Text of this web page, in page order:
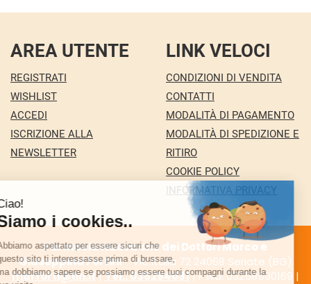
AREA UTENTE
REGISTRATI
WISHLIST
ACCEDI
ISCRIZIONE ALLA
NEWSLETTER
LINK VELOCI
CONDIZIONI DI VENDITA
CONTATTI
MODALITÀ DI PAGAMENTO
MODALITÀ DI SPEDIZIONE E
RITIRO
COOKIE POLICY
INFORMATIVA PRIVACY
Farmacia Nuova snc dei Dottori Marco e
Giuseppina Fortini- Via Italia 72 24068 Seriate (BG)
marforti@tin.it|Tel.: 035294031| P.Iva: 03258590169 |